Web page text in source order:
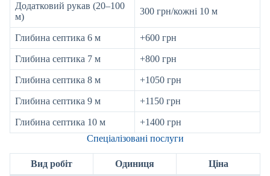
Додатковий рукав (20–100
м)
300 грн/кожні 10 м
Глибина септика 6 м +600 грн
Глибина септика 7 м +800 грн
Глибина септика 8 м +1050 грн
Глибина септика 9 м +1150 грн
Глибина септика 10 м
+1400 грн
Спеціалізовані послуги
Вид робіт Одиниця Ціна